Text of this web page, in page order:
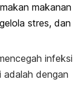
makanan
stres, dan
infeksi
adalah dengan